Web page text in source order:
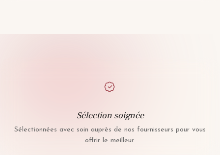
Sélection soignée
Sélectionnées avec soin auprès de nos fournisseurs pour vous
offrir le meilleur.